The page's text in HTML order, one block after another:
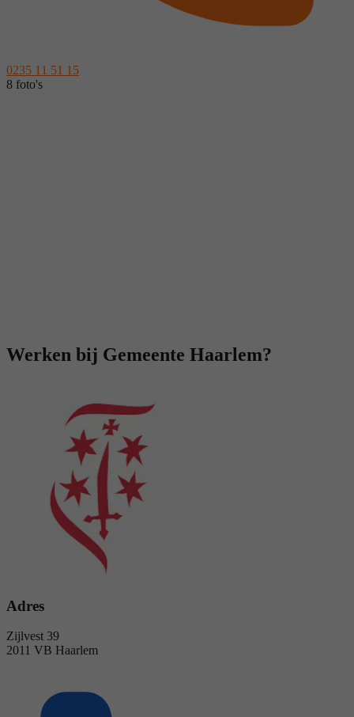
0235 11 51 15
8 foto's
Werken bij Gemeente Haarlem?
Adres
Zijlvest 39
2011 VB Haarlem